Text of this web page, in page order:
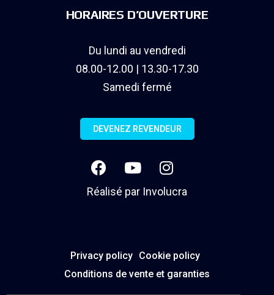
HORAIRES D’OUVERTURE
Du lundi au vendredi
08.00-12.00 | 13.30-17.30
Samedi fermé
DEVENEZ REVENDEUR
Réalisé par Involucra
Privacy policy Cookie policy
Conditions de vente et garanties